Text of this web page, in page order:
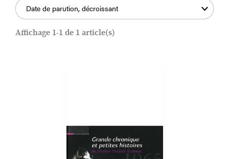
Date de parution, décroissant
Affichage 1-1 de 1 article(s)